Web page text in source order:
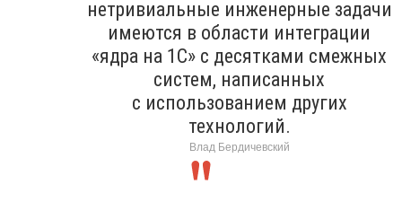
нетривиальные инженерные задачи
имеются в области интеграции
«ядра на 1С» с десятками смежных
систем, написанных
с использованием других
технологий.
Влад Бердичевский